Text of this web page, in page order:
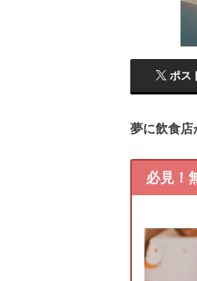
ポス
夢に飲食店
必見！